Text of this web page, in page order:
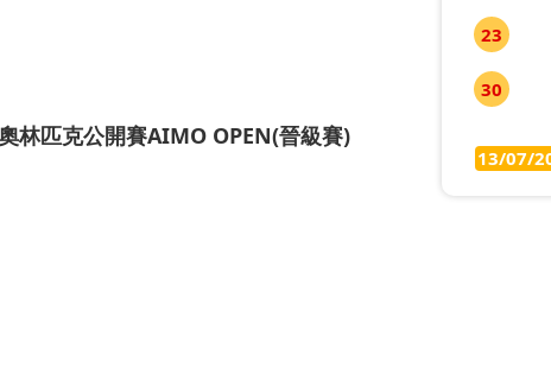
林匹克公開賽AIMO OPEN(晉級賽)
23
30
13/07/